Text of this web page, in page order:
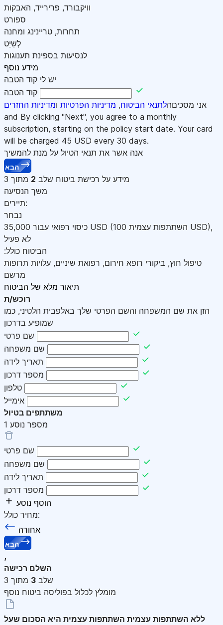
וויקבורד, פרירייד, האבקות
ספורט
תחרות, טריינינג ומחנה
לְשַׁיֵט
לנסיעות בספינת תענוגות
מידע נוסף
יש לי קוד הטבה
קוד הטבה
אני מסכיםהלתנאי הביטוח, מדיניות הפרטיות ומדיניות החזרים
and By clicking "Next", you agree to a monthly
subscription, starting on the policy start date. Your card
will be charged 45 USD every 30 days.
אנה אשר את תנאי הטיול על מנת להמשיך
הבא
מידע על רכישת ביטוח שלב 2 מתוך 3
משך הנסיעה
תיירים:
נבחר
כיסוי רפואי עבור 35,000 USD USD),
לא פעיל
:הביטוח כולל
טיפול חוץ, ביקורי רופא חירום, רפואת שיניים, עלויות תרופות
מרשם
תיאור מלא של הביטוח
רוכש/ת
הזן את שם המשפחה והשם הפרטי שלך באלפבית הלטיני, כמו
שמופיע בדרכון
שם פרטי
שם משפחה
תאריך לידה
מספר דרכון
טלפון
אימייל
משתתפים בטיול
מספר נוסע 1
שם פרטי
שם משפחה
תאריך לידה
מספר דרכון
הוסף נוסע
מחיר כולל:
אחורה
הבא
,
השלם רכישה
שלב 3 מתוך 3
מומלץ לכלול בפוליסה ביטוח נוסף
ללא השתתפות עצמית השתתפות עצמית היא הסכום שעל